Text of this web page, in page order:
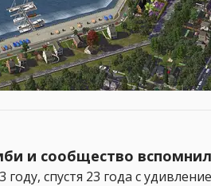
и сообщество
спустя 23 года с